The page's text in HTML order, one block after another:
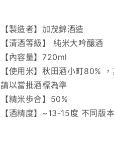
【製造者】 加茂錦酒造
【清酒等級】
純米大吟釀酒
【內容量】 720ml
【使用米】秋田酒小町80%
請以當批酒標為準
【精米歩合】50%
【酒精度】~ 13-15度 不同版